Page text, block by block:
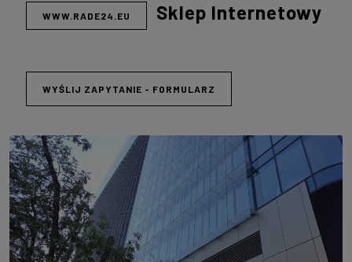
WWW.RADE24.EU Sklep Internetowy
WYŚLIJ ZAPYTANIE - FORMULARZ